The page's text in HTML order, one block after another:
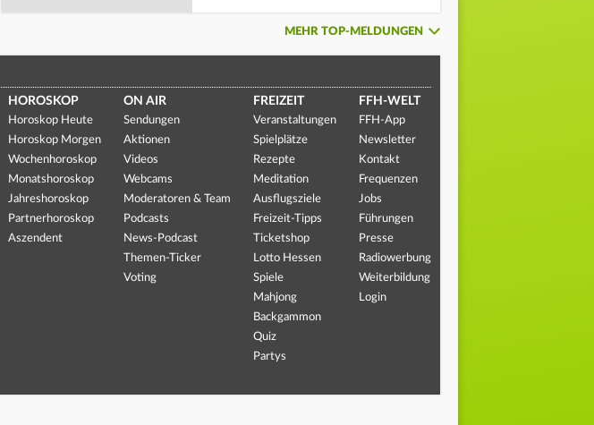
MEHR TOP-MELDUNGEN
HOROSKOP
Horoskop Heute
Horoskop Morgen
Wochenhoroskop
Monatshoroskop
Jahreshoroskop
Partnerhoroskop
Aszendent
ON AIR
Sendungen
Aktionen
Videos
Webcams
Moderatoren & Team
Podcasts
News-Podcast
Themen-Ticker
Voting
FREIZEIT
Veranstaltungen
Spielplätze
Rezepte
Meditation
Ausflugsziele
Freizeit-Tipps
Ticketshop
Lotto Hessen
Spiele
Mahjong
Backgammon
Quiz
Partys
FFH-WELT
FFH-App
Newsletter
Kontakt
Frequenzen
Jobs
Führungen
Presse
Radiowerbung
Weiterbildung
Login